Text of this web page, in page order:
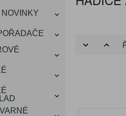
POTŘEBY
DOPLŇKY
A JMENOVKY
SPISOVKY
A NOŽE
KUFRY, AKTOVKY
PRACOVNÍ
NÁSTĚNKY
A MALOVÁNÍ
OCHRANA
NA PRANÍ
A DŽBÁNY
POTRAVINY